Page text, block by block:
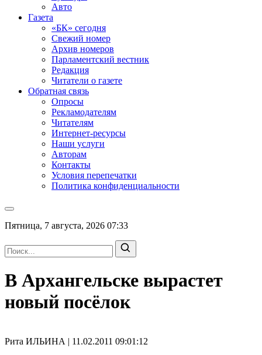
Авто
Газета
«БК» сегодня
Свежий номер
Архив номеров
Парламентский вестник
Редакция
Читатели о газете
Обратная связь
Опросы
Рекламодателям
Читателям
Интернет-ресурсы
Наши услуги
Авторам
Контакты
Условия перепечатки
Политика конфиденциальности
Пятница, 7 августа, 2026 07:33
В Архангельске вырастет
новый посёлок
Рита ИЛЬИНА | 11.02.2011 09:01:12